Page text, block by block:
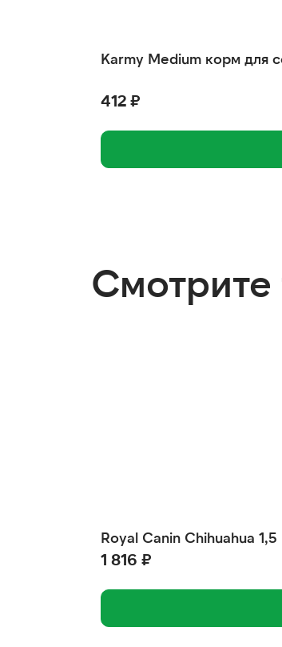
Karmy Medium корм для
412 ₽
Смотрите
Royal Canin Chihuahua
1 816 ₽